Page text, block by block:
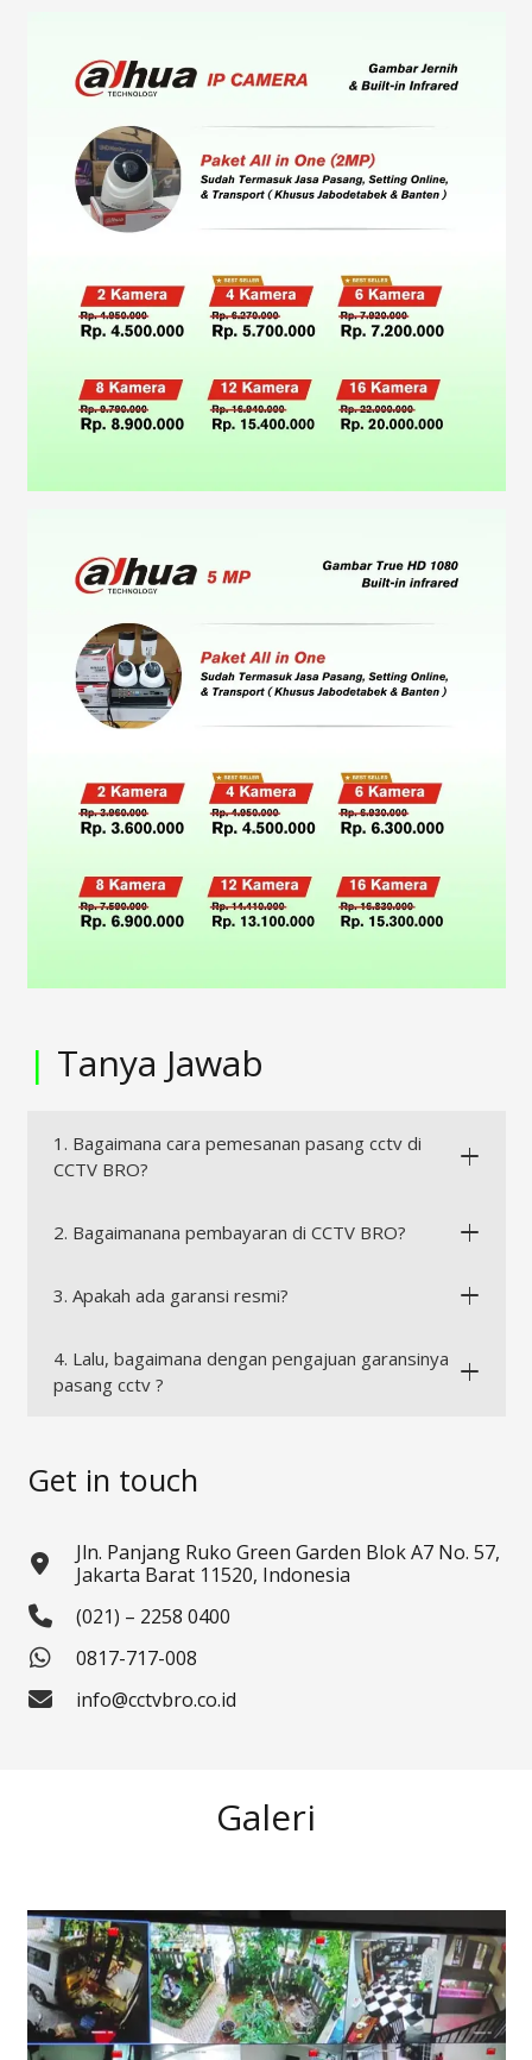
| Tanya Jawab
1. Bagaimana cara pemesanan pasang cctv di
CCTV BRO?
2. Bagaimanana pembayaran di CCTV BRO?
3. Apakah ada garansi resmi?
4. Lalu, bagaimana dengan pengajuan garansinya
pasang cctv ?
Get in touch
Jln. Panjang Ruko Green Garden Blok A7 No. 57,
Jakarta Barat 11520, Indonesia
(021) – 2258 0400
0817-717-008
info@cctvbro.co.id
Galeri